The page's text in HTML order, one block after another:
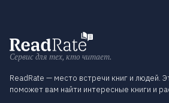
Сервис для тех, кто читает.
ReadRate — место встречи книг и людей.
поможет вам найти интересные книги и